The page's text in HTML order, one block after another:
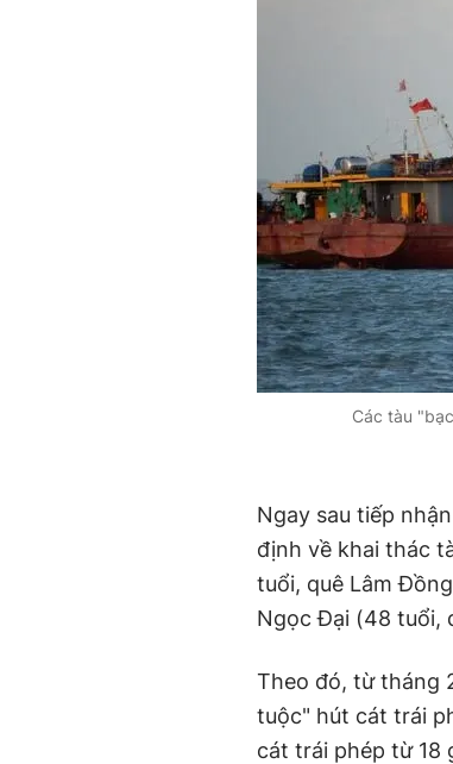
Các tàu
Ngay sau tiếp
định về khai thác
tuổi, quê Lâm
Ngọc Đại (48 tuổi,
Theo đó, từ tháng
tuộc" hút cát trái
cát trái phép từ 18